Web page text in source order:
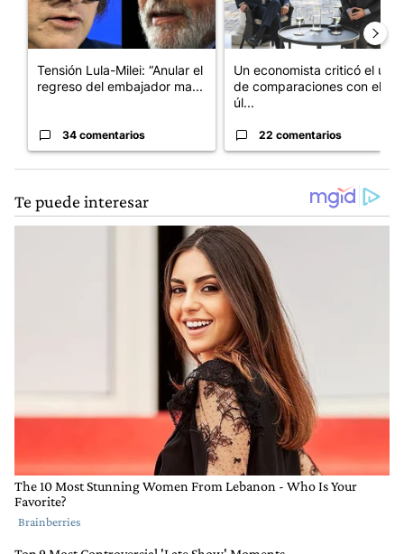
Tensión Lula-Milei: “Anular el
regreso del embajador ma...
34 comentarios
Un economista criticó el uso
de comparaciones con el
úl...
22 comentarios